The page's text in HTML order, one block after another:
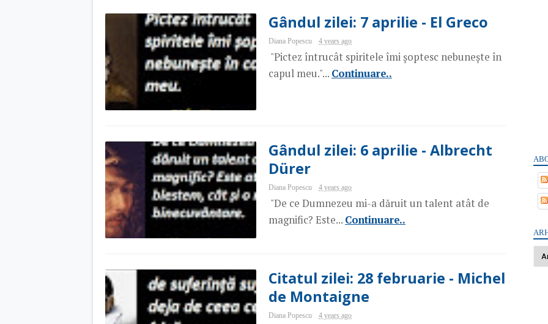
Gândul zilei: 7 aprilie - El Greco
Diana Popescu 4 years ago
"Pictez întrucât spiritele îmi șoptesc nebunește în
capul meu."... Continuare..
Gândul zilei: 6 aprilie - Albrecht
Dürer
Diana Popescu 4 years ago
"De ce Dumnezeu mi-a dăruit un talent atât de
magnific? Este... Continuare..
Citatul zilei: 28 februarie - Michel
de Montaigne
Diana Popescu 4 years ago